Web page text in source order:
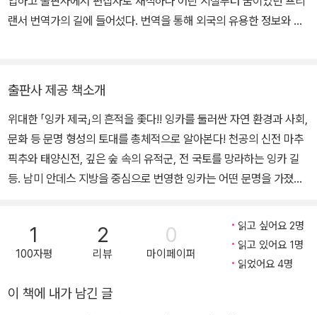
의 모습(アマゾン 森の貌)』(신초샤) 등이 있다.
랜서 번역가의 길에 들어섰다. 번역을 통해 외국의 유용한 정보와 지
으며 존경하는 인물은 제갈량. 옮긴 책으로는 『잉카의 세계를 알다』,
『프랑스 혁명』, 『도감 무기 갑옷 투구』 등이 있다.
출판사 제공 책소개
위대한 「잉카 제국」의 흔적을 좇다!! 잉카를 둘러싼 자연 환경과 사회,
문화 등 문명 형성의 토대를 총체적으로 알아본다! 천공의 신전 마추
픽추와 태양신전, 깊은 숲 속의 유적군, 전 국토를 망라하는 잉카 길
등. 남미 안데스 지방을 중심으로 번영한 잉카는 어떤 문명을 가졌으
력에 불과했던 잉카가 지금의 에콰도르, 페루, 볼리비아, 칠레에 걸친
거대한 제국이 될 수 있었던 원동력은 무엇일까. 잉카 문명의 탄생과
찬란했던 전성기의 역사, 그리고 신비에 싸여 있는 유적 등 잉카의 매
적으로 살펴본다! 잉카는 남미 안데스 지방을 중심으로 번영한 대제
1
100자평
2
리뷰
0
마이페이퍼
읽고 싶어요 2명
읽고 있어요 1명
읽었어요 4명
이 책에 내가 남긴 글